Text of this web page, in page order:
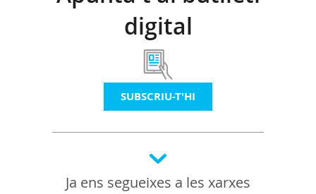
digital
SUBSCRIU-T'HI
Ja ens segueixes a les xarxes